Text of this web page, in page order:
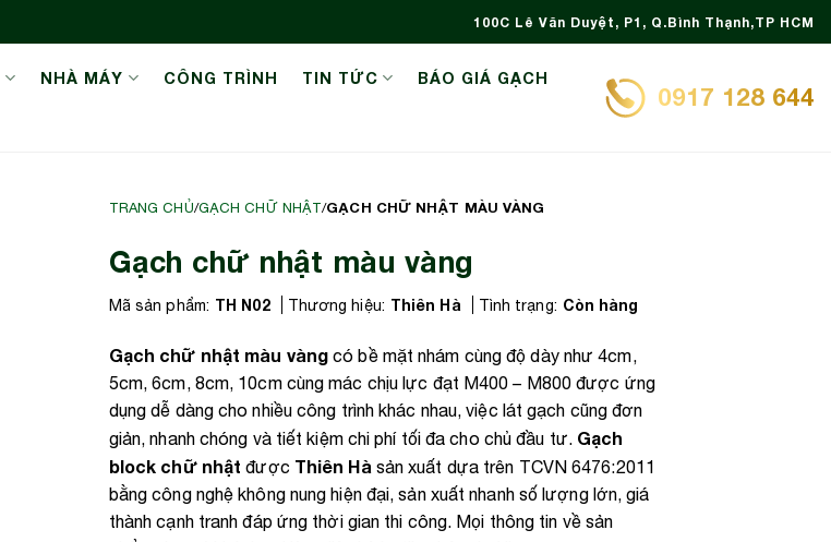
100C Lê Văn Duyệt, P1, Q.Bình Thạnh,TP HCM
NHÀ MÁY CÔNG TRÌNH TIN TỨC BÁO GIÁ GẠCH
0917 128 644
TRANG CHỦ/GẠCH CHỮ NHẬT/GẠCH CHỮ NHẬT MÀU VÀNG
Gạch chữ nhật màu vàng
Mã sản phẩm: TH N02 Thương hiệu: Thiên Hà Tình trạng: Còn hàng
Gạch chữ nhật màu vàng có bề mặt nhám cùng độ dày như 4cm,
5cm, 6cm, 8cm, 10cm cùng mác chịu lực đạt M400 – M800 được ứng
dụng dễ dàng cho nhiều công trình khác nhau, việc lát gạch cũng đơn
giản, nhanh chóng và tiết kiệm chi phí tối đa cho chủ đầu tư. Gạch
block chữ nhật được Thiên Hà sản xuất dựa trên TCVN 6476:2011
bằng công nghệ không nung hiện đại, sản xuất nhanh số lượng lớn, giá
thành cạnh tranh đáp ứng thời gian thi công. Mọi thông tin về sản